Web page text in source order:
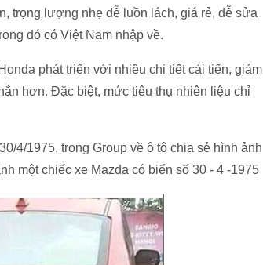
trọng lượng nhẹ dễ luồn lách, giá rẻ, dễ sửa
đó có Việt Nam nhập về.
phát triển với nhiều chi tiết cải tiến, giảm
hơn. Đặc biệt, mức tiêu thụ nhiên liệu chỉ
4/1975, trong Group về ô tô chia sẻ hình ảnh
một chiếc xe Mazda có biển số 30 - 4 -1975